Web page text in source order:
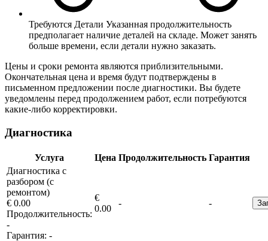
Требуются Детали Указанная продолжительность
предполагает наличие деталей на складе. Может занять
больше времени, если детали нужно заказать.
Цены и сроки ремонта являются приблизительными.
Окончательная цена и время будут подтверждены в
письменном предложении после диагностики. Вы будете
уведомлены перед продолжением работ, если потребуются
какие-либо корректировки.
Диагностика
Услуга Цена Продолжительность Гарантия
Диагностика с
разбором (с
ремонтом)
€ 0.00
Продолжительность:
-
Гарантия: -
€
0.00
- -